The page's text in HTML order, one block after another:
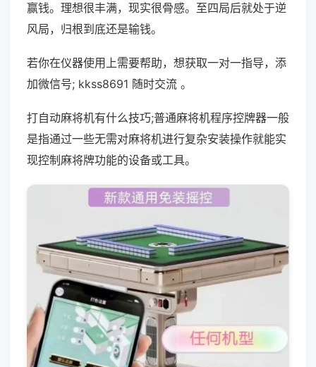
赢钱。理想很丰满，现实很骨感。至四局后就处于逆
风局，归根到底还是输钱。
若你在仪器使用上需要帮助，想获取一对一指导，添
加微信号; kkss8691 随时交流 。
打自动麻将机有什么技巧;普通麻将机程序控牌器一般
是指通过一些无需对麻将机进行复杂安装操作就能实
现控制麻将牌功能的设备或工具。